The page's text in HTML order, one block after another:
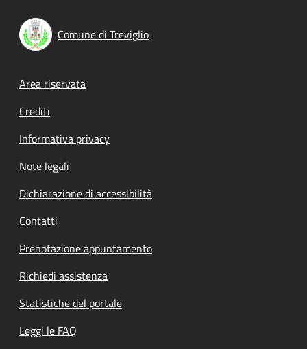
Comune di Treviglio
Footer menu
Area riservata
Crediti
Informativa privacy
Note legali
Dichiarazione di accessibilità
Contatti
Prenotazione appuntamento
Richiedi assistenza
Statistiche del portale
Leggi le FAQ